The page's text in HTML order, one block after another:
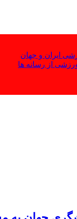
ایران و جهان
از رسانه ها